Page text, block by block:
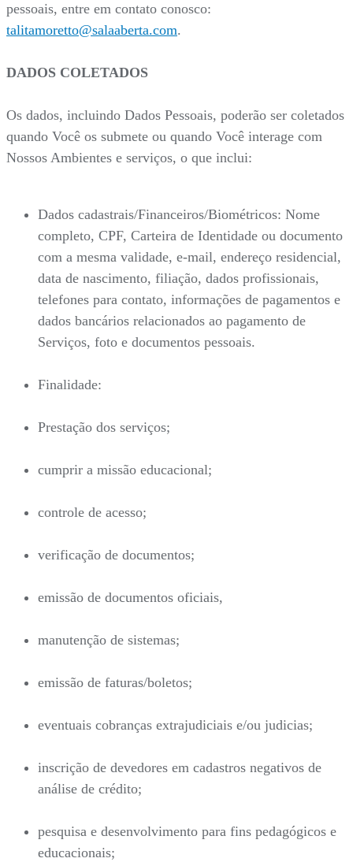
pessoais, entre em contato conosco:
talitamoretto@salaaberta.com.
DADOS COLETADOS
Os dados, incluindo Dados Pessoais, poderão ser coletados
quando Você os submete ou quando Você interage com
Nossos Ambientes e serviços, o que inclui:
Dados cadastrais/Financeiros/Biométricos: Nome
completo, CPF, Carteira de Identidade ou documento
com a mesma validade, e-mail, endereço residencial,
data de nascimento, filiação, dados profissionais,
telefones para contato, informações de pagamentos e
dados bancários relacionados ao pagamento de
Serviços, foto e documentos pessoais.
Finalidade:
Prestação dos serviços;
cumprir a missão educacional;
controle de acesso;
verificação de documentos;
emissão de documentos oficiais,
manutenção de sistemas;
emissão de faturas/boletos;
eventuais cobranças extrajudiciais e/ou judicias;
inscrição de devedores em cadastros negativos de
análise de crédito;
pesquisa e desenvolvimento para fins pedagógicos e
educacionais;